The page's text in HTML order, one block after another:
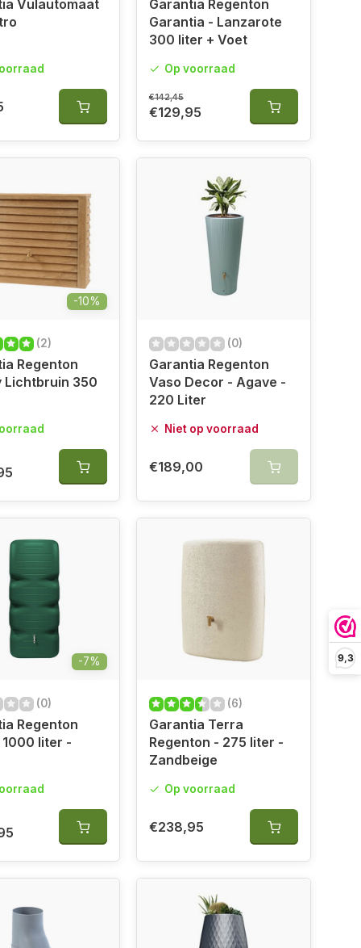
9,3
Vulautomaat
Garantia Regenton
Garantia - Lanzarote
300 liter + Voet
Op voorraad
€142,45
€129,95
-10%
(2)
Regenton
Lichtbruin 350
(0)
Garantia Regenton
Vaso Decor - Agave -
220 Liter
Niet op voorraad
€189,00
-7%
(0)
Regenton
liter -
(6)
Garantia Terra
Regenton - 275 liter -
Zandbeige
Op voorraad
€238,95